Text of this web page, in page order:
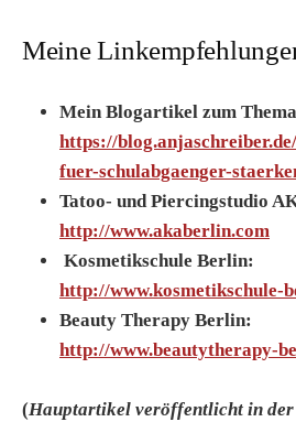
Meine
Mein Blogartikel zum
https://
fuer-schulabgaenger-
Tatoo- und Piercingstudio
http://www.akaberlin.com
Kosmetikschule Berlin:
http://www.kosmetikschule-
Beauty Therapy Berlin:
http://www.beautytherapy-
(Hauptartikel veröffentlicht in